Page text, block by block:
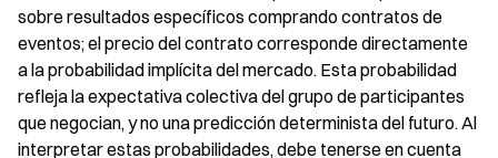
sobre resultados específicos comprando contratos de
eventos; el precio del contrato corresponde directamente
a la probabilidad implícita del mercado. Esta probabilidad
refleja la expectativa colectiva del grupo de participantes
que negocian, y no una predicción determinista del futuro. Al
interpretar estas probabilidades, debe tenerse en cuenta